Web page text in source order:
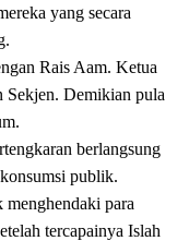
yang secara
Rais Aam. Ketua
Sekjen. Demikian pula
berlangsung
publik.
para
tercapainya Islah